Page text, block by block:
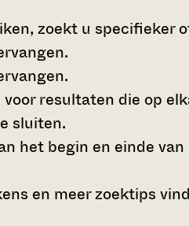
zoekt u specifieker
resultaten die op
sluiten.
het begin en einde
en meer zoektips